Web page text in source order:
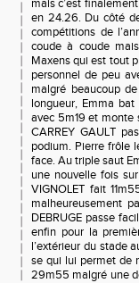
mais c’est
en 24.26. Du côté
compétitions de
coude à coude
Maxens qui est tout
personnel de peu
malgré beaucoup
longueur, Emma
avec 5m19 et monte
CARREY GAULT
podium. Pierre frôle
face. Au triple saut
une nouvelle fois
VIGNOLET fait
malheureusement
DEBRUGE passe
enfin pour la
l’extérieur du stade
se qui lui permet de
29m55 malgré une